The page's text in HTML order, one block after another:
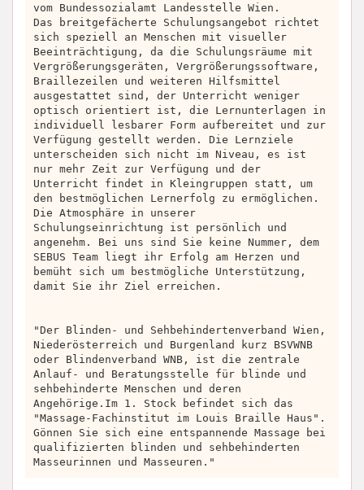
vom Bundessozialamt Landesstelle Wien.
Das breitgefächerte Schulungsangebot richtet
sich speziell an Menschen mit visueller
Beeinträchtigung, da die Schulungsräume mit
Vergrößerungsgeräten, Vergrößerungssoftware,
Braillezeilen und weiteren Hilfsmittel
ausgestattet sind, der Unterricht weniger
optisch orientiert ist, die Lernunterlagen in
individuell lesbarer Form aufbereitet und zur
Verfügung gestellt werden. Die Lernziele
unterscheiden sich nicht im Niveau, es ist
nur mehr Zeit zur Verfügung und der
Unterricht findet in Kleingruppen statt, um
den bestmöglichen Lernerfolg zu ermöglichen.
Die Atmosphäre in unserer
Schulungseinrichtung ist persönlich und
angenehm. Bei uns sind Sie keine Nummer, dem
SEBUS Team liegt ihr Erfolg am Herzen und
bemüht sich um bestmögliche Unterstützung,
damit Sie ihr Ziel erreichen.
"Der Blinden- und Sehbehindertenverband Wien,
Niederösterreich und Burgenland kurz BSVWNB
oder Blindenverband WNB, ist die zentrale
Anlauf- und Beratungsstelle für blinde und
sehbehinderte Menschen und deren
Angehörige.Im 1. Stock befindet sich das
"Massage-Fachinstitut im Louis Braille Haus".
Gönnen Sie sich eine entspannende Massage bei
qualifizierten blinden und sehbehinderten
Masseurinnen und Masseuren."